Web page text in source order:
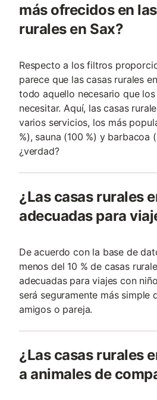
más ofrecidos en
rurales en Sax?
Respecto a los filtros
parece que las casas rurales
todo aquello necesario que
necesitar. Aquí, las casas
varios servicios, los más
%), sauna (100 %) y barbacoa
¿verdad?
¿Las casas rurales
adecuadas para
De acuerdo con la base de
menos del 10 % de casas
adecuadas para viajes con
será seguramente más simple
amigos o pareja.
¿Las casas rurales
a animales de